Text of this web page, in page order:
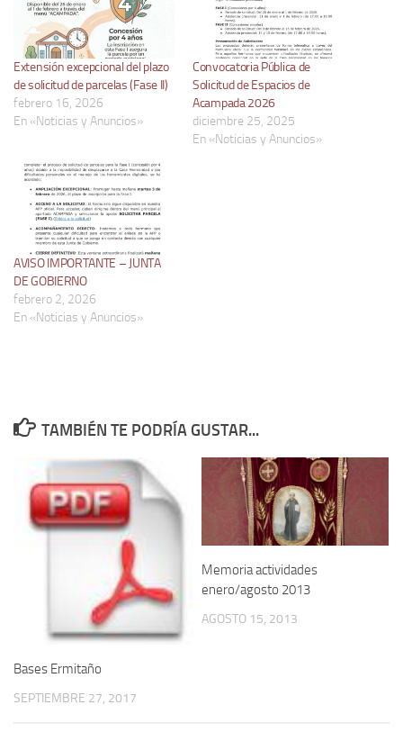
Extensión excepcional del plazo
de solicitud de parcelas (Fase II)
febrero 16, 2026
En «Noticias y Anuncios»
Convocatoria Pública de
Solicitud de Espacios de
Acampada 2026
diciembre 25, 2025
En «Noticias y Anuncios»
AVISO IMPORTANTE – JUNTA
DE GOBIERNO
febrero 2, 2026
En «Noticias y Anuncios»
TAMBIÉN TE PODRÍA GUSTAR...
Bases Ermitaño
SEPTIEMBRE 27, 2017
Memoria actividades
enero/agosto 2013
AGOSTO 15, 2013